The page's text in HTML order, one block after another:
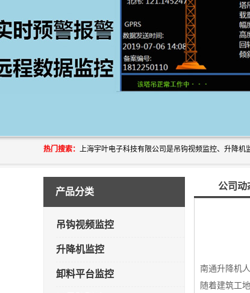
热门搜索：
产品分类
吊钩视频监控
升降机监控
卸料平台监控
公司动
南通升降机
随着建筑工